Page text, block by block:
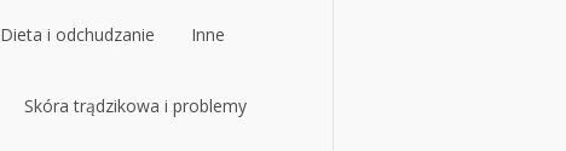
Dieta i odchudzanie
Dieta i odchudzanie
Inne
Inne
Skóra trądzikowa i problemy